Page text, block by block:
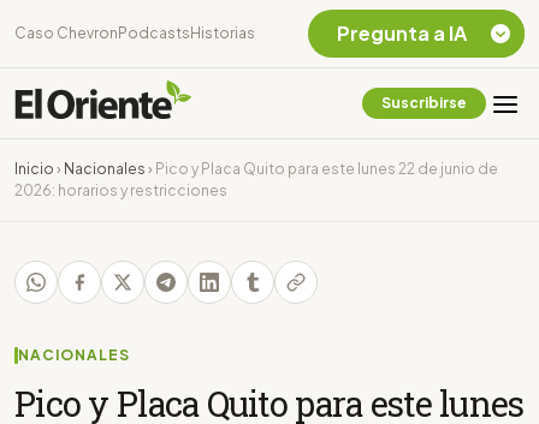
Caso Chevron Podcasts Historias
Suscribirse
Inicio › Nacionales › Pico y Placa Quito para este lunes 22 de junio de
2026: horarios y restricciones
NACIONALES
Pico y Placa Quito para este lunes
Pregunta a IA
Chevron Ecuador